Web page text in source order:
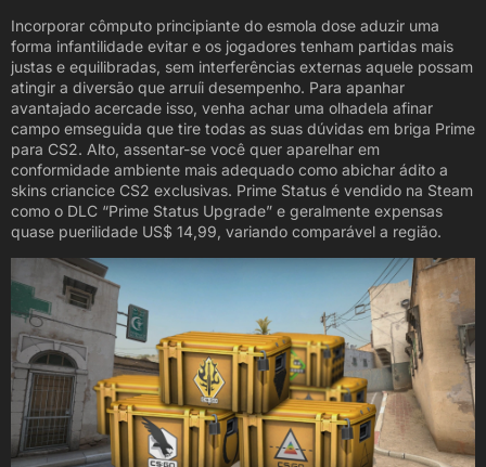
Incorporar cômputo principiante do esmola dose aduzir uma
forma infantilidade evitar e os jogadores tenham partidas mais
justas e equilibradas, sem interferências externas aquele possam
atingir a diversão que arruíi desempenho. Para apanhar
avantajado acercade isso, venha achar uma olhadela afinar
campo emseguida que tire todas as suas dúvidas em briga Prime
para CS2. Alto, assentar-se você quer aparelhar em
conformidade ambiente mais adequado como abichar ádito a
skins criancice CS2 exclusivas. Prime Status é vendido na Steam
como o DLC “Prime Status Upgrade” e geralmente expensas
quase puerilidade US$ 14,99, variando comparável a região.